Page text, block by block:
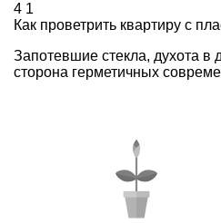
4 1
Как проветрить квартиру с
Запотевшие стекла, духота в
сторона герметичных